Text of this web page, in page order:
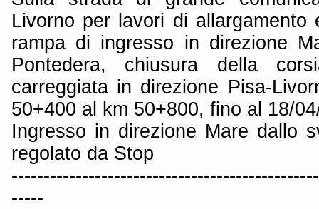
Livorno per lavori di allargamento
rampa di ingresso in direzione
Pontedera, chiusura della
carreggiata in direzione Pisa-
50+400 al km 50+800, fino al 18/
Ingresso in direzione Mare dallo
regolato da Stop
-----